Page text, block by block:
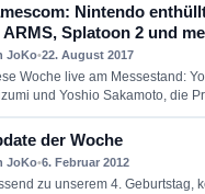
Nintendo
ARMS, Splatoon 2 und
JoKo•22. August 2017
Woche live am Messestand:
und Yoshio Sakamoto, die
Super Mario Odyssey und
der Woche
JoKo•6. Februar 2012
zu unserem 4. Geburtstag,